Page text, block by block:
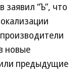
заявил “Ъ”, что
новые
предыдущие